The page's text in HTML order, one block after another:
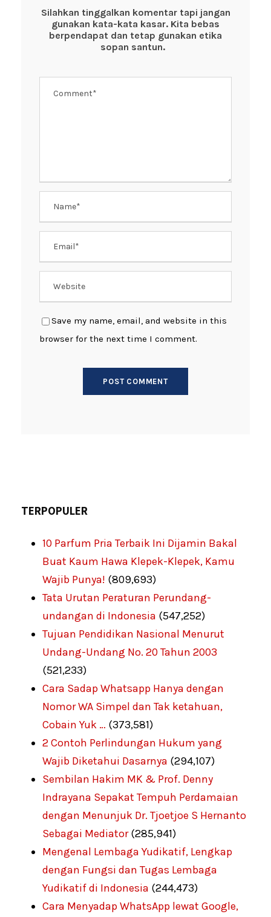
o
o
p
p
Silahkan tinggalkan komentar tapi jangan
gunakan kata-kata kasar. Kita bebas
berpendapat dan tetap gunakan etika
sopan santun.
Save my name, email, and website in this
browser for the next time I comment.
TERPOPULER
10 Parfum Pria Terbaik Ini Dijamin Bakal
Buat Kaum Hawa Klepek-Klepek, Kamu
Wajib Punya! (809,693)
Tata Urutan Peraturan Perundang-
undangan di Indonesia (547,252)
Tujuan Pendidikan Nasional Menurut
Undang-Undang No. 20 Tahun 2003
(521,233)
Cara Sadap Whatsapp Hanya dengan
Nomor WA Simpel dan Tak ketahuan,
Cobain Yuk … (373,581)
2 Contoh Perlindungan Hukum yang
Wajib Diketahui Dasarnya (294,107)
Sembilan Hakim MK & Prof. Denny
Indrayana Sepakat Tempuh Perdamaian
dengan Menunjuk Dr. Tjoetjoe S Hernanto
Sebagai Mediator (285,941)
Mengenal Lembaga Yudikatif, Lengkap
dengan Fungsi dan Tugas Lembaga
Yudikatif di Indonesia (244,473)
Cara Menyadap WhatsApp lewat Google,